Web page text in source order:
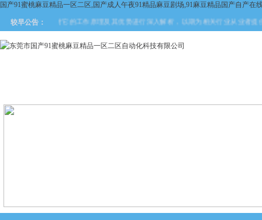
国产91蜜桃麻豆精品一区二区,国产成人午夜91精品麻豆剧场,91麻豆精品国产自产在
较早公告：
。本文将对它的工作原理及其优势进行深入解析，以期为相关行业从业者提供有
豆精品一区二区